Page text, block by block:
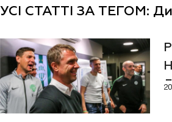
УСІ СТАТТІ ЗА ТЕГОМ: